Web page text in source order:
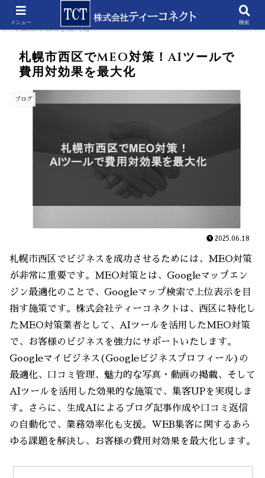
ホーム ブログ
札幌市西区でMEO対策！AIツール
で費用対効果を最大化
札幌市西区でMEO対策！AIツールで
費用対効果を最大化
ブログ
2025.06.18
札幌市西区でビジネスを成功させるためには、MEO対策
が非常に重要です。MEO対策とは、Googleマップエン
ジン最適化のことで、Googleマップ検索で上位表示を目
指す施策です。株式会社ティーコネクトは、西区に特化し
たMEO対策業者として、AIツールを活用したMEO対策
で、お客様のビジネスを強力にサポートいたします。
Googleマイビジネス(Googleビジネスプロフィール)の
最適化、口コミ管理、魅力的な写真・動画の掲載、そして
AIツールを活用した効果的な施策で、集客UPを実現しま
す。さらに、生成AIによるブログ記事作成や口コミ返信
の自動化で、業務効率化も支援。WEB集客に関するあら
ゆる課題を解決し、お客様の費用対効果を最大化します。
メニュー 検索